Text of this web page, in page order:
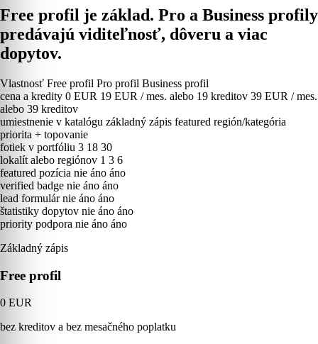
Free profil je základ. Pro a Business profily
predávajú viditeľnosť, dôveru a viac
dopytov.
Vlastnosť Free profil Pro profil Business profil
cena a kredity 0 EUR 19 EUR / mes. alebo 19 kreditov 39 EUR / mes.
alebo 39 kreditov
umiestnenie v katalógu základný zápis featured región/kategória
priorita + topovanie
fotiek v portfóliu 3 18 30
lokalít alebo regiónov 1 3 6
featured pozícia nie áno áno
verified badge nie áno áno
lead formulár nie áno áno
štatistiky dopytov nie áno áno
priority podpora nie áno áno
Základný zápis
Free profil
0 EUR
bez kreditov a bez mesačného poplatku